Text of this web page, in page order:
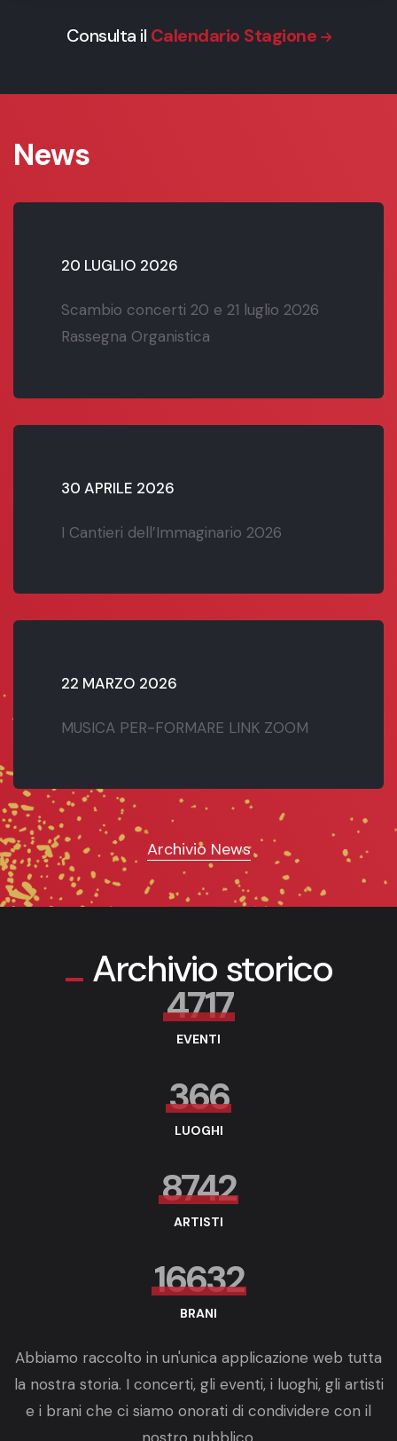
Consulta il Calendario Stagione
News
20 LUGLIO 2026
Scambio concerti 20 e 21 luglio 2026
Rassegna Organistica
30 APRILE 2026
I Cantieri dell’Immaginario 2026
22 MARZO 2026
MUSICA PER-FORMARE LINK ZOOM
Archivio News
Archivio storico
4717
EVENTI
366
LUOGHI
8742
ARTISTI
16632
BRANI
Abbiamo raccolto in un'unica applicazione web tutta
la nostra storia. I concerti, gli eventi, i luoghi, gli artisti
e i brani che ci siamo onorati di condividere con il